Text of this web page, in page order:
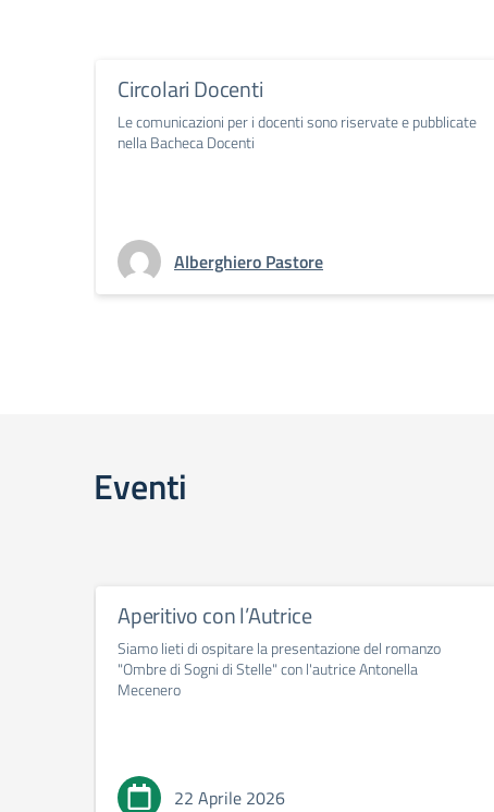
Circolari Docenti
Le comunicazioni per i docenti sono riservate e pubblicate
nella Bacheca Docenti
Alberghiero Pastore
Eventi
Aperitivo con l’Autrice
Siamo lieti di ospitare la presentazione del romanzo
"Ombre di Sogni di Stelle" con l'autrice Antonella
Mecenero
22 Aprile 2026